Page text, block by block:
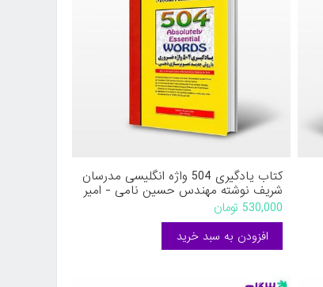
کتاب یادگیری 504 واژه انگلیسی مدرسان
شریف نوشته مهندس حسین نامی - امیر
احمدی
530,000 تومان